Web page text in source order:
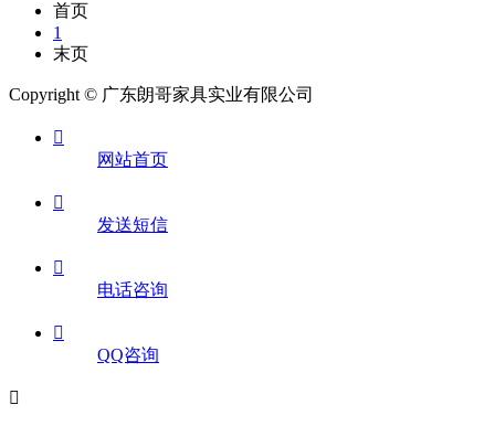
首页
1
末页
Copyright © 广东朗哥家具实业有限公司

网站首页

发送短信

电话咨询

QQ咨询
